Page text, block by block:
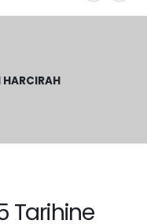
HARCIRAH
Tarihine